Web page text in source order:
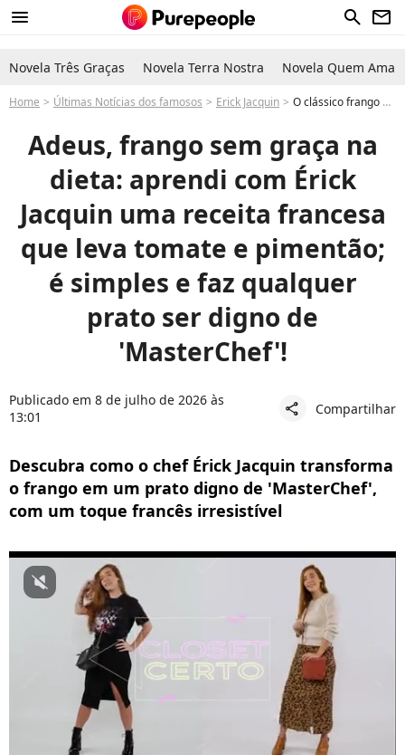
menu search newsletter
Novela Três Graças Novela Terra Nostra Novela Quem Ama
Home Últimas Notícias dos famosos Erick Jacquin O clássico frango à basquaise: Érick Jacquin, do 'MasterChef Brasil', ensina como preparar essa receita e variar o consumo de frango na dieta
Adeus, frango sem graça na
dieta: aprendi com Érick
Jacquin uma receita francesa
que leva tomate e pimentão;
é simples e faz qualquer
prato ser digno de
'MasterChef'!
Publicado em 8 de julho de 2026 às
13:01
share Compartilhar
Descubra como o chef Érick Jacquin transforma
o frango em um prato digno de 'MasterChef',
com um toque francês irresistível